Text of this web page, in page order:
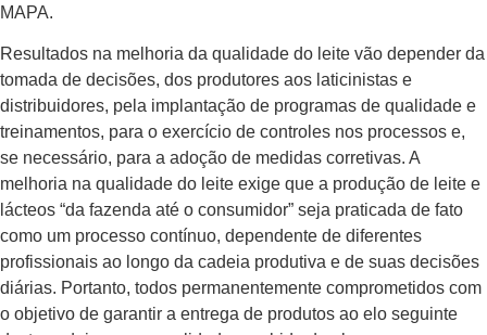
MAPA.
Resultados na melhoria da qualidade do leite vão depender da
tomada de decisões, dos produtores aos laticinistas e
distribuidores, pela implantação de programas de qualidade e
treinamentos, para o exercício de controles nos processos e,
se necessário, para a adoção de medidas corretivas. A
melhoria na qualidade do leite exige que a produção de leite e
lácteos “da fazenda até o consumidor” seja praticada de fato
como um processo contínuo, dependente de diferentes
profissionais ao longo da cadeia produtiva e de suas decisões
diárias. Portanto, todos permanentemente comprometidos com
o objetivo de garantir a entrega de produtos ao elo seguinte